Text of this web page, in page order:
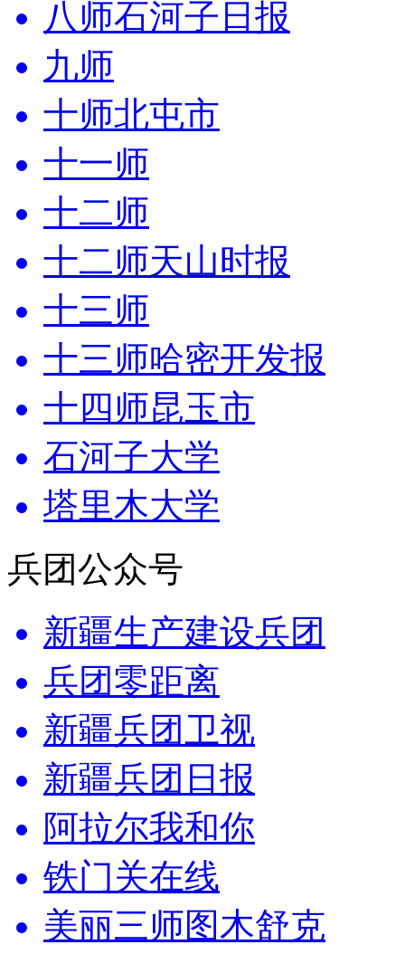
八师石河子日报
九师
十师北屯市
十一师
十二师
十二师天山时报
十三师
十三师哈密开发报
十四师昆玉市
石河子大学
塔里木大学
兵团公众号
新疆生产建设兵团
兵团零距离
新疆兵团卫视
新疆兵团日报
阿拉尔我和你
铁门关在线
美丽三师图木舒克